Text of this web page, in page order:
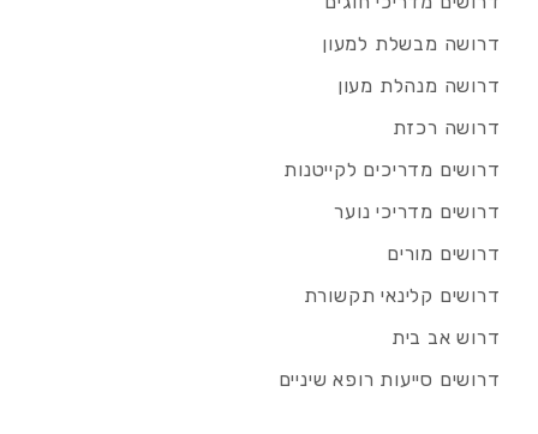
דרושה מבשלת למעון
דרושה מנהלת מעון
דרושה רכזת
דרושים מדריכים לקייטנות
דרושים מדריכי נוער
דרושים מורים
דרושים קלינאי תקשורת
דרוש אב בית
דרושים סייעות רופא שיניים